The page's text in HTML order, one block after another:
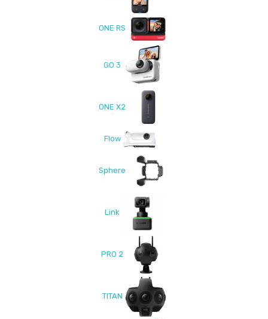
ONE RS
GO 3
ONE X2
Flow
Sphere
Link
PRO 2
TITAN